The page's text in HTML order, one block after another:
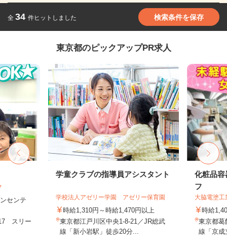
全 34 件ヒットしました 検索条件を保存
東京都のピックアップPR求人
センテ
スリー
学童クラブの指導員アシスタント
学校法人アゼリー学園 アゼリー保育園
時給1,310円～時給1,470円以上
東京都江戸川区中央1-8-21／JR総武
線「新小岩駅」徒歩20分...
化粧品容
フ
大脇電塗工
時給
東京都葛
線「京成